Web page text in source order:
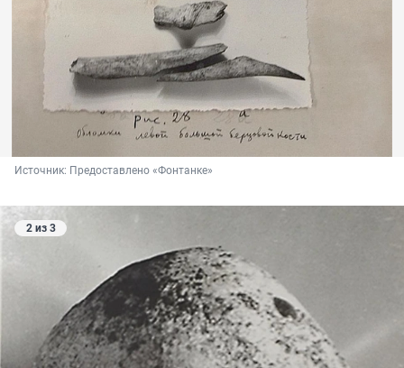
Источник: Предоставлено «Фонтанке»
2 из 3